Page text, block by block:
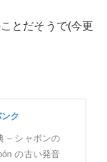
とだそうで(今更
ク
– シャボンの
の古い発音